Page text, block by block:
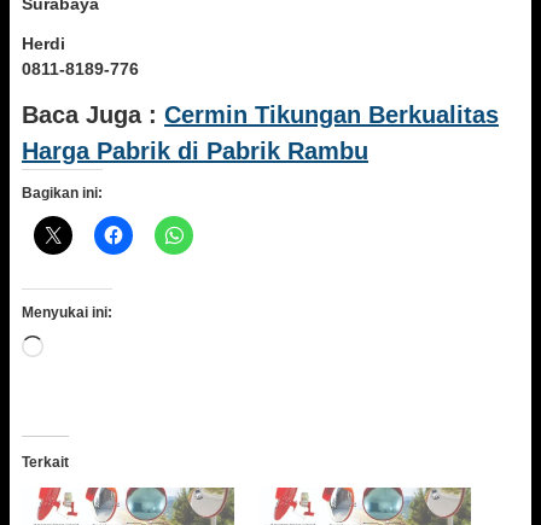
Herdi
0811-8189-776
Baca Juga : Cermin Tikungan Berkualitas
Harga Pabrik di Pabrik Rambu
Bagikan ini:
Menyukai ini:
Memuat...
Terkait